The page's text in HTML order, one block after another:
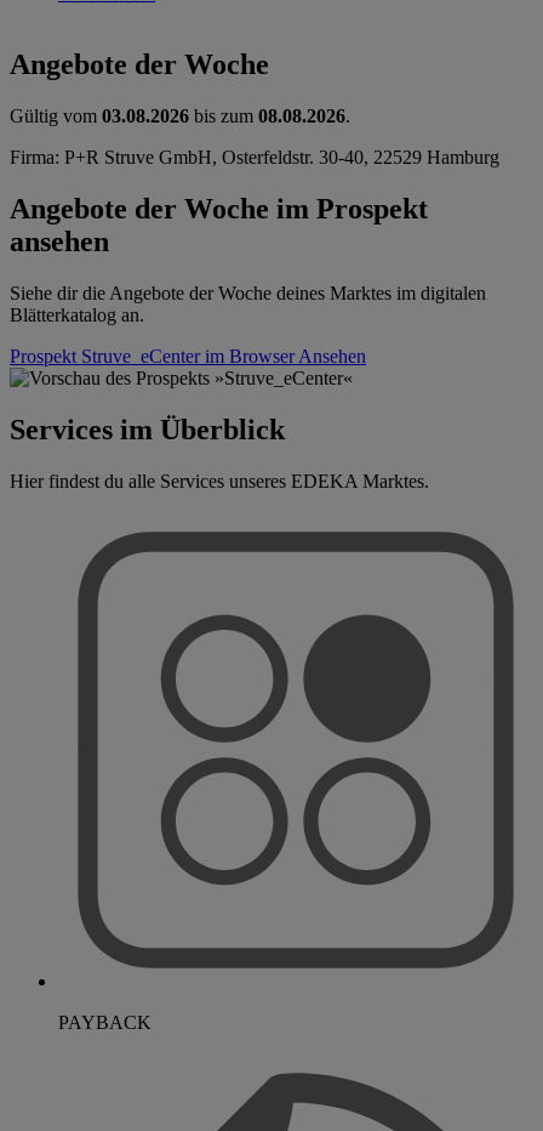
Angebote der Woche
Gültig vom 03.08.2026 bis zum 08.08.2026.
Firma: P+R Struve GmbH, Osterfeldstr. 30-40, 22529 Hamburg
Angebote der Woche im Prospekt
ansehen
Siehe dir die Angebote der Woche deines Marktes im digitalen
Blätterkatalog an.
Prospekt Struve_eCenter im Browser Ansehen
Services im Überblick
Hier findest du alle Services unseres EDEKA Marktes.
PAYBACK